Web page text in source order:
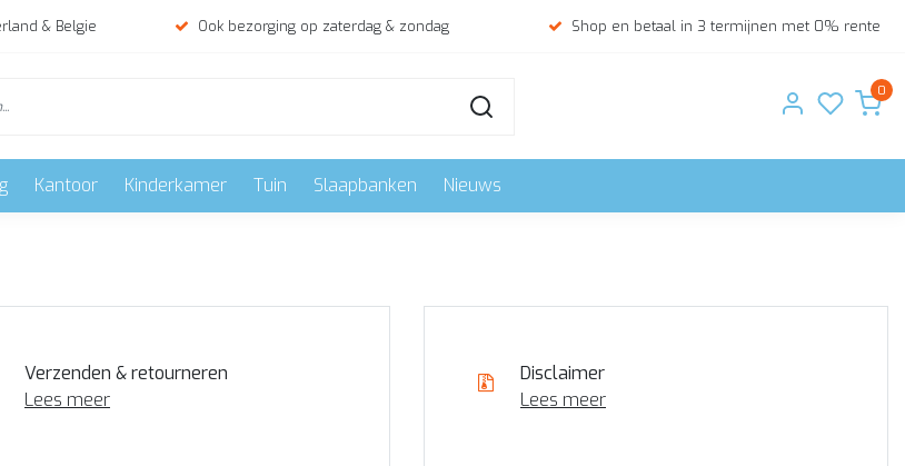
& Belgie Ook bezorging op zaterdag & zondag Shop en betaal in 3 termijnen met 0% rente
0
Kantoor Kinderkamer Tuin Slaapbanken Nieuws
Verzenden & retourneren
Lees meer
Disclaimer
Lees meer